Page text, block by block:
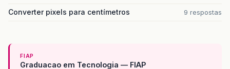
Converter pixels para centímetros 9 respostas
FIAP
Graduacao em Tecnologia — FIAP